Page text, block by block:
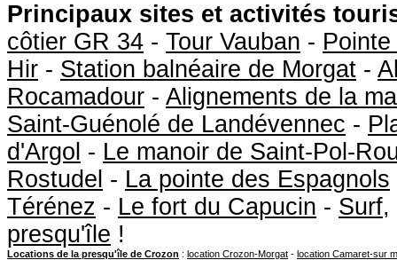
Principaux sites et activités
côtier GR 34 - Tour Vauban -
Hir - Station balnéaire de Morgat -
Rocamadour - Alignements de la
Saint-Guénolé de Landévennec -
d'Argol - Le manoir de Saint-Pol-
Rostudel - La pointe des Espagnols
Térénez - Le fort du Capucin - Surf,
presqu'île !
Locations de la presqu'île de Crozon : location Crozon-Morgat - location Camaret-sur